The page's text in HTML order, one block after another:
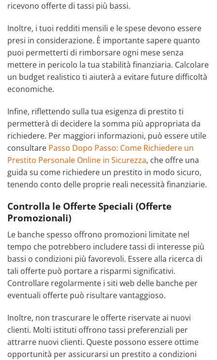
ricevono offerte di tassi più bassi.
Inoltre, i tuoi redditi mensili e le spese devono essere
presi in considerazione. È importante sapere quanto
puoi permetterti di rimborsare ogni mese senza
mettere in pericolo la tua stabilità finanziaria. Calcolare
un budget realistico ti aiuterà a evitare future difficoltà
economiche.
Infine, riflettendo sulla tua esigenza di prestito ti
permetterà di decidere la somma più appropriata da
richiedere. Per maggiori informazioni, può essere utile
consultare Passo Dopo Passo: Come Richiedere un
Prestito Personale Online in Sicurezza, che offre una
guida su come richiedere un prestito in modo sicuro,
tenendo conto delle proprie reali necessità finanziarie.
Controlla le Offerte Speciali (Offerte
Promozionali)
Le banche spesso offrono promozioni limitate nel
tempo che potrebbero includere tassi di interesse più
bassi o condizioni più favorevoli. Essere alla ricerca di
tali offerte può portare a risparmi significativi.
Controllare regolarmente i siti web delle banche per
eventuali offerte può risultare vantaggioso.
Inoltre, non trascurare le offerte riservate ai nuovi
clienti. Molti istituti offrono tassi preferenziali per
attrarre nuovi clienti. Queste possono essere ottime
opportunità per assicurarsi un prestito a condizioni